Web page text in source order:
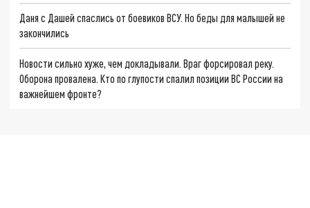
Даня с Дашей спаслись от боевиков ВСУ. Но беды для малышей не
закончились
Новости сильно хуже, чем докладывали. Враг форсировал реку.
Оборона провалена. Кто по глупости спалил позиции ВС России на
важнейшем фронте?